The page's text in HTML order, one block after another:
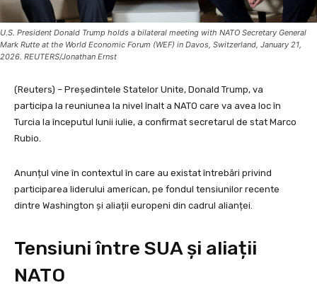
U.S. President Donald Trump holds a bilateral meeting with NATO Secretary General
Mark Rutte at the World Economic Forum (WEF) in Davos, Switzerland, January 21,
2026. REUTERS/Jonathan Ernst
(Reuters) – Președintele Statelor Unite, Donald Trump, va
participa la reuniunea la nivel înalt a NATO care va avea loc în
Turcia la începutul lunii iulie, a confirmat secretarul de stat Marco
Rubio.
Anunțul vine în contextul în care au existat întrebări privind
participarea liderului american, pe fondul tensiunilor recente
dintre Washington și aliații europeni din cadrul alianței.
Tensiuni între SUA și aliații
NATO